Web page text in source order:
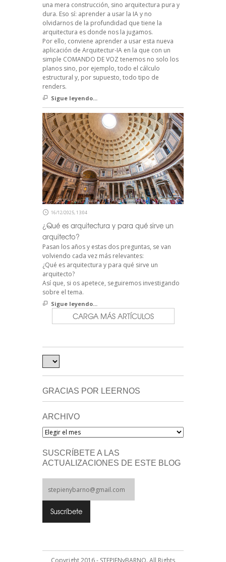
una mera construcción, sino arquitectura pura y
dura. Eso sí: aprender a usar la IA y no
olvidarnos de la profundidad que tiene la
arquitectura es donde nos la jugamos.
Por ello, conviene aprender a usar esta nueva
aplicación de Arquitectur-IA en la que con un
simple COMANDO DE VOZ tenemos no solo los
planos sino, por ejemplo, todo el cálculo
estructural y, por supuesto, todo tipo de
renders.
Sigue leyendo...
16/12/2025, 13:04
¿Qué es arquitectura y para qué sirve un
arquitecto?
Pasan los años y estas dos preguntas, se van
volviendo cada vez más relevantes:
¿Qué es arquitectura y para qué sirve un
arquitecto?
Así que, si os apetece, seguiremos investigando
sobre el tema.
Sigue leyendo...
CARGA MÁS ARTÍCULOS
GRACIAS POR LEERNOS
ARCHIVO
Archivo
SUSCRÍBETE A LAS
ACTUALIZACIONES DE ESTE BLOG